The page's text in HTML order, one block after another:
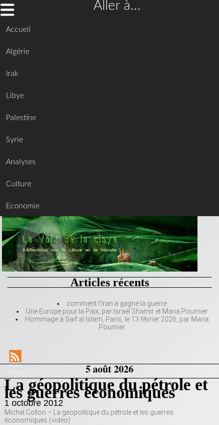
Aller à…
Accueil
Algérie
Irak
Libye
Palestine
Syrie
Analyses
Culture
Economie
Articles récents
comment l’Iran a gagné la guerre
Une Europe pour la Paix, par Israël Shamir et Maria Poumier
Hommage à Saif al Islam, Paris, le 13 février 2026, par Maria
Poumier
RSS
5 août 2026
La géopolitique du pétrole et
les guerres économiques
1 octobre 2012
Michel Collon – La géopolitique du pétrole et les guerres
économiques (vidéo)